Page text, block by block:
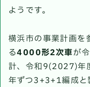
ようです。
横浜市の事業計画を
る4000形2次車が
計、令和9(2027)年
年ずつ3+3+1編成と